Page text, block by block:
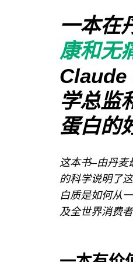
一本在
康和无
Claude
学总监
蛋白的
这本书–由丹麦
的科学说明了
白质是如何从
及全世界消费